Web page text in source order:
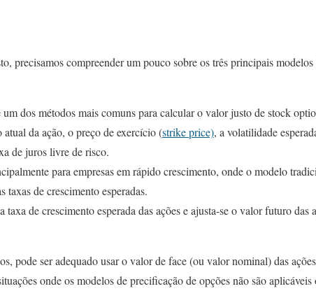
precisamos compreender um pouco sobre os três principais modelos
um dos métodos mais comuns para calcular o valor justo de stock
da ação, o preço de exercício (strike price), a volatilidade
de juros livre de risco.
para empresas em rápido crescimento, onde o modelo
taxas de crescimento esperadas.
taxa de crescimento esperada das ações e ajusta-se o valor futuro das
pode ser adequado usar o valor de face (ou valor nominal) das
onde os modelos de precificação de opções não são